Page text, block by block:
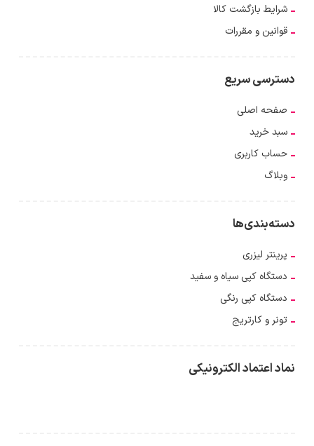
شرایط بازگشت کالا
قوانین و مقررات
دسترسی سریع
صفحه اصلی
سبد خرید
حساب کاربری
وبلاگ
دسته‌بندی‌ها
پرینتر لیزری
دستگاه کپی سیاه و سفید
دستگاه کپی رنگی
تونر و کارتریج
نماد اعتماد الکترونیکی